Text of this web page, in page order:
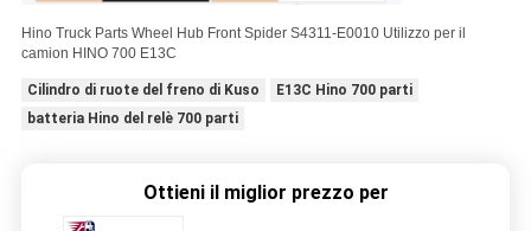
Hino Truck Parts Wheel Hub Front Spider S4311-E0010 Utilizzo per il
camion HINO 700 E13C
Cilindro di ruote del freno di Kuso
E13C Hino 700 parti
batteria Hino del relè 700 parti
Ottieni il miglior prezzo per